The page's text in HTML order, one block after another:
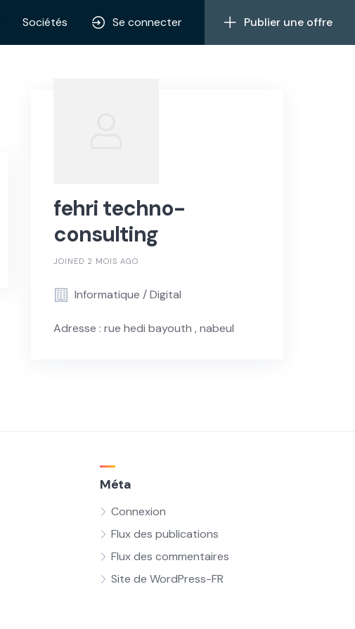
Sociétés Se connecter Publier une offre
fehri techno-
consulting
JOINED 2 MOIS AGO
Informatique / Digital
Adresse : rue hedi bayouth , nabeul
Méta
Connexion
Flux des publications
Flux des commentaires
Site de WordPress-FR